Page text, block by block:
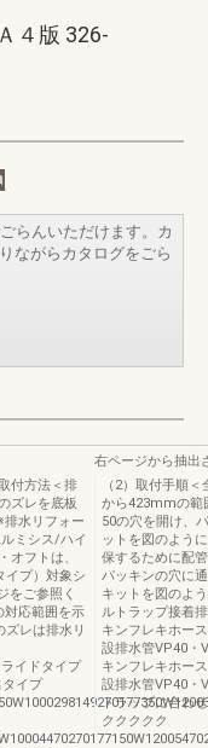
４版 326-
らんいただけます。カ
ながらカタログをごら
付方法＜排
ズレを底板
水リフォー
ミシス/ハイ
オフトは、
イプ）対象シ
をご参照く
対応範囲を示
レは排水リ
イドタイプ
タイプ
右ページから抽出
（2）取付手順
から423mmの範
50の穴を開け、
ットを図のよう
保するために配
パッキンの穴に
キットを図のよ
ルトラップ接着
キンフレキホー
設排水管VP40・
キンフレキホー
設排水管VP40・
トラップに合わ
ククククク